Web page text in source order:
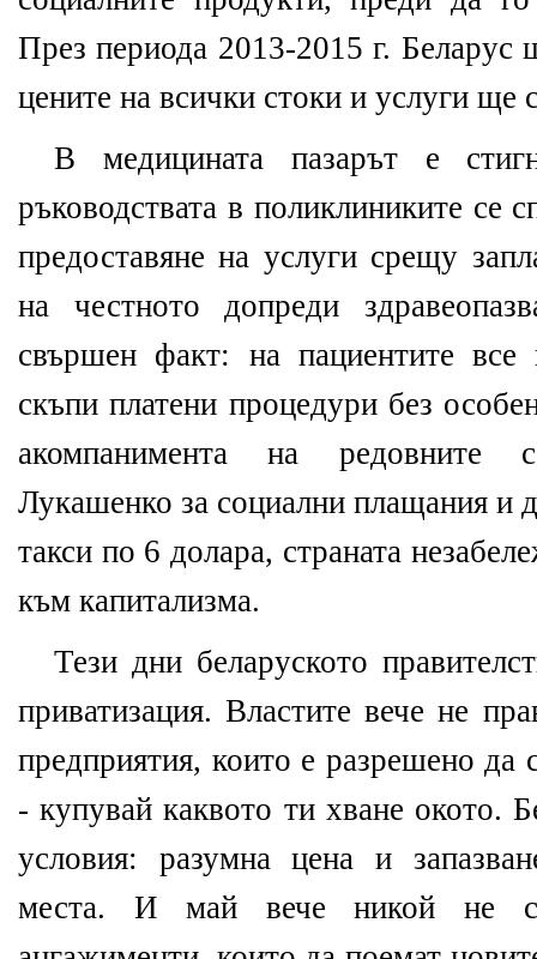
През периода 2013-2015 г.
цените на всички стоки и услуги ще
В медицината пазарът е
ръководствата в поликлиниките се
предоставяне на услуги срещу
на честното допреди
свършен факт: на пациентите все
скъпи платени процедури без
акомпанимента на редовните
Лукашенко за социални плащания и
такси по 6 долара, страната
към капитализма.
Тези дни беларуското
приватизация. Властите вече не
предприятия, които е разрешено да
- купувай каквото ти хване окото.
условия: разумна цена и
места. И май вече никой не